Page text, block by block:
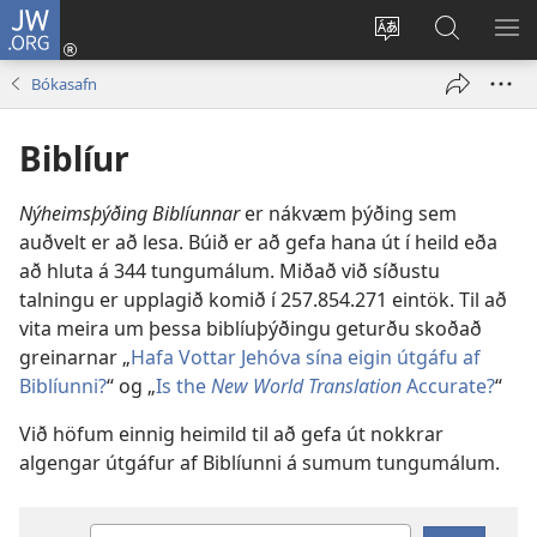
JW.ORG
Tungumál
Innskrá
(opnast
Leit
á
JW.ORG
Bókasafn
Biblíur
Nýheimsþýðing Biblíunnarer nákvæm þýðing sem
auðvelt er að lesa. Búið er að gefa hana út í heild eða
að hluta á 344tungumálum. Miðað við síðustu
talningu er upplagið komið í257.854.271 eintök. Til að
vita meira um þessa biblíuþýðingu geturðu skoðað
greinarnar „Hafa Vottar Jehóva sína eigin útgáfu af
Biblíunni?“ og „Is theNew World TranslationAccurate?“
Við höfum einnig heimild til að gefa út nokkrar
algengar útgáfur af Biblíunni á sumum tungumálum.